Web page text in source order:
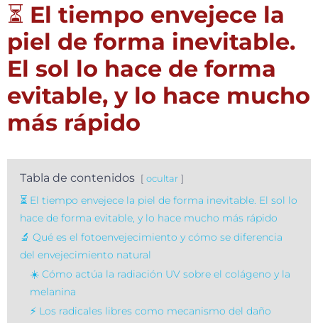
⏳ El tiempo envejece la
piel de forma inevitable.
El sol lo hace de forma
evitable, y lo hace mucho
más rápido
Tabla de contenidos ocultar
⏳ El tiempo envejece la piel de forma inevitable. El sol lo
hace de forma evitable, y lo hace mucho más rápido
🔬 Qué es el fotoenvejecimiento y cómo se diferencia
del envejecimiento natural
☀️ Cómo actúa la radiación UV sobre el colágeno y la
melanina
⚡ Los radicales libres como mecanismo del daño